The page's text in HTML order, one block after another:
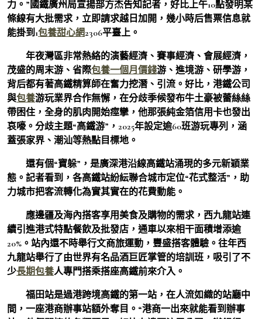
力。”國鐵廣州局宣揚部方杰告知記者，好比上午10點發明某
條線有大批需求，立即請求越日加開，幾小時后售票信息就
能掛到1包養甜心網2306平臺上。
年夜灣區非常熱絡的演藝經濟、賽事經濟、會展經濟，
茂盛的周末游、省際包養一個月價錢游、進境游、研學游，
背后都有著高鐵精算師在奮力挖潛、引流。好比，港鐵公司
與包養游玩業界合作無懈，在分歧季候發布牛土豪被蕾絲絲
帶困住，全身的肌肉開始痙攣，他那張純金箔信用卡也發出
哀嚎。分歧主題“高鐵游”，2025年設定逾60班游玩專列，涵
蓋張家界、潮汕等熱點目標地。
還有個“寶躲”，是廣深港沿線高鐵站涌現的多元新穎業
態。記者看到，各高鐵站紛紜聯合城市定位“花式整活”，助
力城市把客流轉化為實其實在的花費動能。
應邊疆及海內搭客享用美食及購物的需求，西九龍站連
續引進港式特點餐飲及批發店，通車以來相干面積增添逾
20%。站內還不時舉行文商旅運動，豐盛搭客體驗。往年西
九龍站舉行了由世界有名品酒巨匠掌管的培訓班，吸引了不
少長期包養人專門搭乘搭座高鐵前來介入。
福田站是過港跨境高鐵的第一站，在人流如織的站廳中
間，一座港商辦事站額外奪目。“港商一出來就能看到辦事